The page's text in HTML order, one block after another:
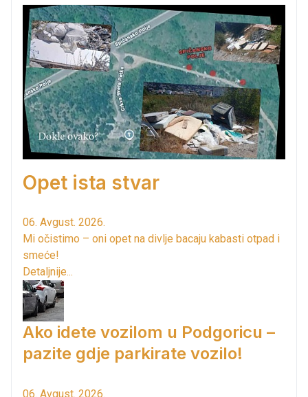
Opet ista stvar
06. Avgust. 2026.
Mi očistimo – oni opet na divlje bacaju kabasti otpad i
smeće!
Detaljnije...
Ako idete vozilom u Podgoricu –
pazite gdje parkirate vozilo!
06. Avgust. 2026.